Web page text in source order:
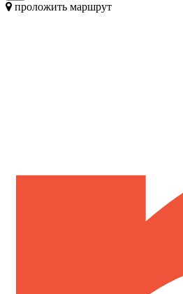
проложить маршрут